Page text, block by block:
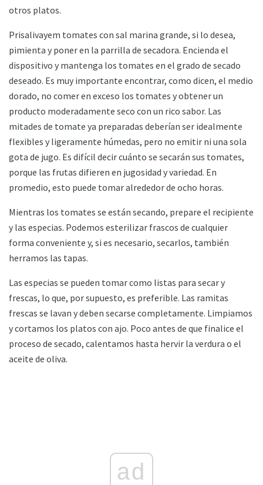
otros platos.
Prisalivayem tomates con sal marina grande, si lo desea,
pimienta y poner en la parrilla de secadora. Encienda el
dispositivo y mantenga los tomates en el grado de secado
deseado. Es muy importante encontrar, como dicen, el medio
dorado, no comer en exceso los tomates y obtener un
producto moderadamente seco con un rico sabor. Las
mitades de tomate ya preparadas deberían ser idealmente
flexibles y ligeramente húmedas, pero no emitir ni una sola
gota de jugo. Es difícil decir cuánto se secarán sus tomates,
porque las frutas difieren en jugosidad y variedad. En
promedio, esto puede tomar alrededor de ocho horas.
Mientras los tomates se están secando, prepare el recipiente
y las especias. Podemos esterilizar frascos de cualquier
forma conveniente y, si es necesario, secarlos, también
herramos las tapas.
Las especias se pueden tomar como listas para secar y
frescas, lo que, por supuesto, es preferible. Las ramitas
frescas se lavan y deben secarse completamente. Limpiamos
y cortamos los platos con ajo. Poco antes de que finalice el
proceso de secado, calentamos hasta hervir la verdura o el
aceite de oliva.
ad